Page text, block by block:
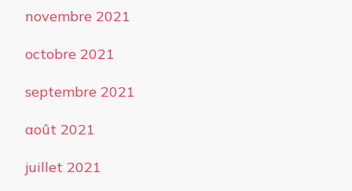
novembre 2021
octobre 2021
septembre 2021
août 2021
juillet 2021